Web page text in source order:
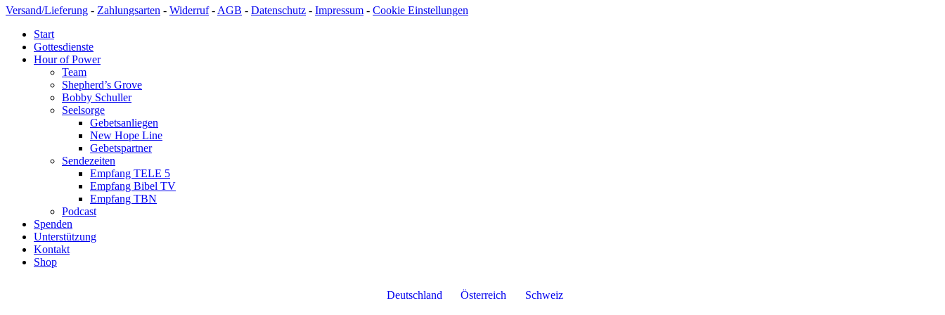
Versand/Lieferung - Zahlungsarten - Widerruf- AGB - Datenschutz - Impressum - Cookie Einstellungen
Start
Gottesdienste
Hour of Power
Team
Shepherd’s Grove
Bobby Schuller
Seelsorge
Gebetsanliegen
New Hope Line
Gebetspartner
Sendezeiten
Empfang TELE 5
Empfang Bibel TV
Empfang TBN
Podcast
Spenden
Unterstützung
Kontakt
Shop
Deutschland Österreich Schweiz